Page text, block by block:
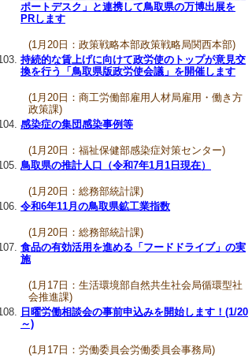
ポートデスク」と連携して鳥取県の万博出展を
PRします
(1月20日：政策戦略本部政策戦略局関西本部)
持続的な賃上げに向けて政労使のトップが意見交
換を行う「鳥取県版政労使会議」を開催します
(1月20日：商工労働部雇用人材局雇用・働き方
政策課)
感染症の集団感染事例等
(1月20日：福祉保健部感染症対策センター)
鳥取県の推計人口（令和7年1月1日現在）
(1月20日：総務部統計課)
令和6年11月の鳥取県鉱工業指数
(1月20日：総務部統計課)
食品の有効活用を進める「フードドライブ」の実
施
(1月17日：生活環境部自然共生社会局循環型社
会推進課)
日曜労働相談会の事前申込みを開始します！(1/20
～)
(1月17日：労働委員会労働委員会事務局)